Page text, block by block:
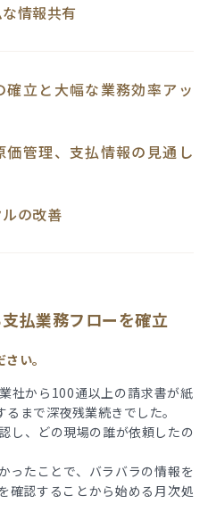
情報共有
確立と大幅な業務効率アッ
価管理、支払情報の見通し
の改善
払業務フローを確立
さい。
社から100通以上の請求書が紙
まで深夜残業続きでした。
し、どの現場の誰が依頼したの
ったことで、バラバラの情報を
確認することから始める月次処